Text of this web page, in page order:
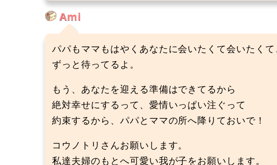
Ami
パパもママもはやくあなたに会いたくて会いたく
ずっと待ってるよ。
もう、あなたを迎える準備はできてるから
絶対幸せにするって、愛情いっぱい注ぐって
約束するから、パパとママの所へ降りておいで！
コウノトリさんお願いします。
私達夫婦のもとへ可愛い我が子をお願いします。